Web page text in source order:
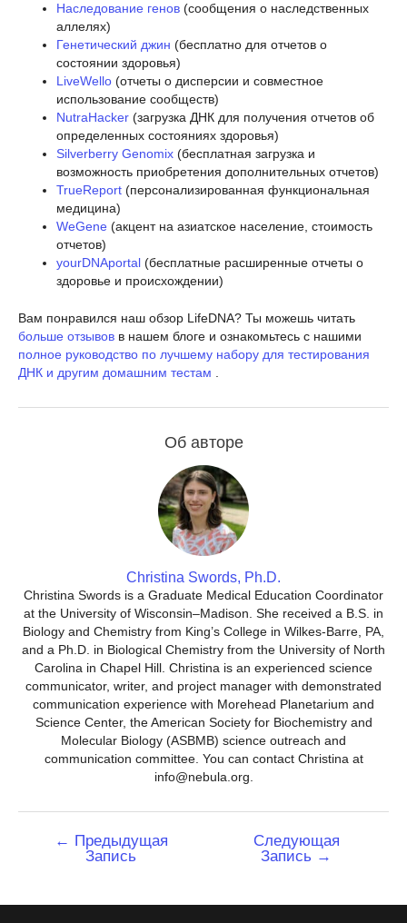
Наследование генов (сообщения о наследственных
аллелях)
Генетический джин (бесплатно для отчетов о
состоянии здоровья)
LiveWello (отчеты о дисперсии и совместное
использование сообществ)
NutraHacker (загрузка ДНК для получения отчетов об
определенных состояниях здоровья)
Silverberry Genomix (бесплатная загрузка и
возможность приобретения дополнительных отчетов)
TrueReport (персонализированная функциональная
медицина)
WeGene (акцент на азиатское население, стоимость
отчетов)
yourDNAportal (бесплатные расширенные отчеты о
здоровье и происхождении)
Вам понравился наш обзор LifeDNA? Ты можешь читать
больше отзывов в нашем блоге и ознакомьтесь с нашими
полное руководство по лучшему набору для тестирования
ДНК и другим домашним тестам .
Об авторе
Christina Swords, Ph.D.
Christina Swords is a Graduate Medical Education Coordinator
at the University of Wisconsin–Madison. She received a B.S. in
Biology and Chemistry from King’s College in Wilkes-Barre, PA,
and a Ph.D. in Biological Chemistry from the University of North
Carolina in Chapel Hill. Christina is an experienced science
communicator, writer, and project manager with demonstrated
communication experience with Morehead Planetarium and
Science Center, the American Society for Biochemistry and
Molecular Biology (ASBMB) science outreach and
communication committee. You can contact Christina at
info@nebula.org.
Навигация
← Предыдущая
Запись
Следующая
Запись →